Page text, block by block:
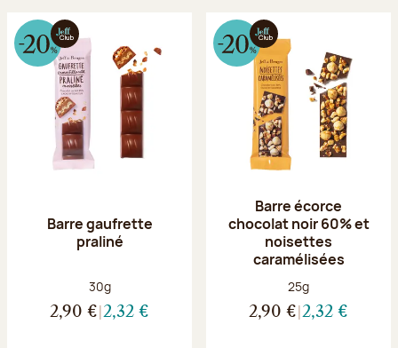
Barre gaufrette
praliné
Poids net :
30g
2,90 € 2,32 €
Barre écorce
chocolat noir 60% et
noisettes
caramélisées
Poids net :
25g
2,90 € 2,32 €